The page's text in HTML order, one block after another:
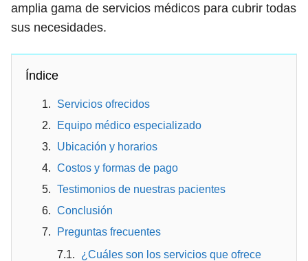
amplia gama de servicios médicos para cubrir todas
sus necesidades.
Índice
Servicios ofrecidos
Equipo médico especializado
Ubicación y horarios
Costos y formas de pago
Testimonios de nuestras pacientes
Conclusión
Preguntas frecuentes
¿Cuáles son los servicios que ofrece